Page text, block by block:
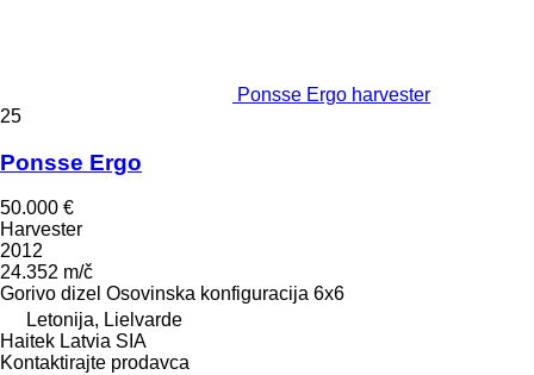
Ponsse Ergo harvester
25
Ponsse Ergo
50.000 €
Harvester
2012
24.352 m/č
Gorivo dizel Osovinska konfiguracija 6x6
Letonija, Lielvarde
Haitek Latvia SIA
Kontaktirajte prodavca